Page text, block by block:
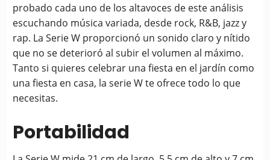
probado cada uno de los altavoces de este análisis
escuchando música variada, desde rock, R&B, jazz y
rap. La Serie W proporcionó un sonido claro y nítido
que no se deterioró al subir el volumen al máximo.
Tanto si quieres celebrar una fiesta en el jardín como
una fiesta en casa, la serie W te ofrece todo lo que
necesitas.
Portabilidad